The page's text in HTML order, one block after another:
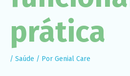
prática
/ Saúde / Por Genial Care